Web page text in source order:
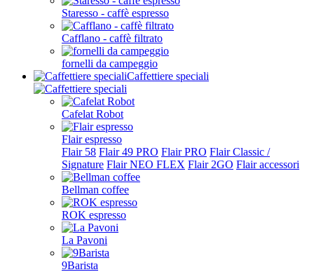
Staresso - caffè espresso
Cafflano - caffè filtrato
fornelli da campeggio
Caffettiere speciali
Cafelat Robot
Flair espresso
Flair 58 Flair 49 PRO Flair PRO Flair Classic /
Signature Flair NEO FLEX Flair 2GO Flair accessori
Bellman coffee
ROK espresso
La Pavoni
9Barista